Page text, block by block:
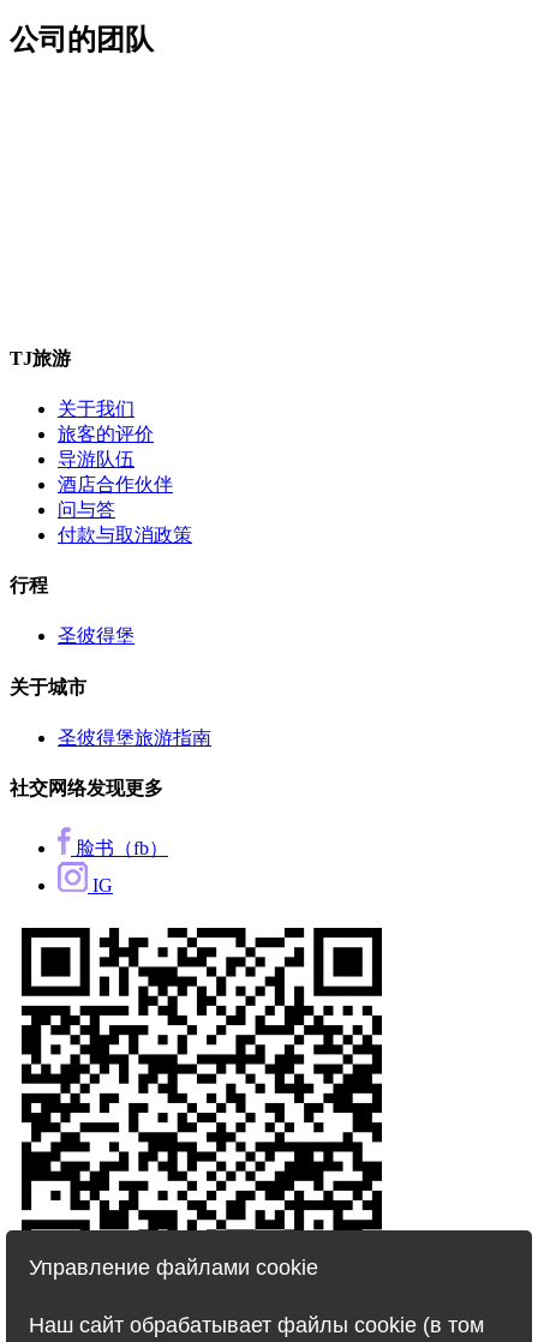
Управление файлами cookie
Наш сайт обрабатывает файлы cookie (в том
公司的团队
TJ旅游
关于我们
旅客的评价
导游队伍
酒店合作伙伴
问与答
付款与取消政策
行程
圣彼得堡
关于城市
圣彼得堡旅游指南
社交网络发现更多
脸书（fb）
IG
© 2007 – 2020 TJ Travel